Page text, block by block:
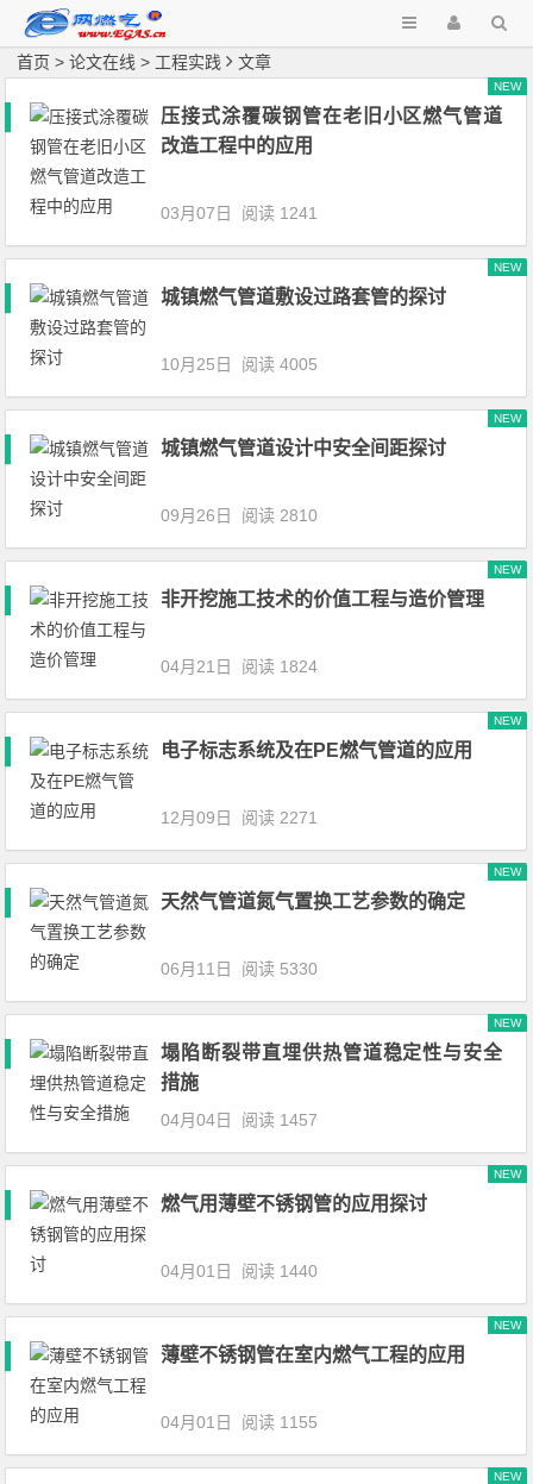
首页 >论文在线 > 工程实践 文章
压接式涂覆碳钢管在老旧小区燃气管道
改造工程中的应用
NEW
03月07日 阅读 1241
城镇燃气管道敷设过路套管的探讨
NEW
10月25日 阅读 4005
城镇燃气管道设计中安全间距探讨
NEW
09月26日 阅读 2810
非开挖施工技术的价值工程与造价管理
NEW
04月21日 阅读 1824
电子标志系统及在PE燃气管道的应用
NEW
12月09日 阅读 2271
天然气管道氮气置换工艺参数的确定
NEW
06月11日 阅读 5330
塌陷断裂带直埋供热管道稳定性与安全
措施
NEW
04月04日 阅读 1457
燃气用薄壁不锈钢管的应用探讨
NEW
04月01日 阅读 1440
薄壁不锈钢管在室内燃气工程的应用
NEW
04月01日 阅读 1155
NEW